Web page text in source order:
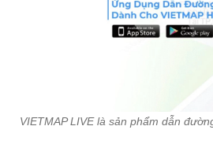
VIETMAP LIVE là sản phẩm dẫn